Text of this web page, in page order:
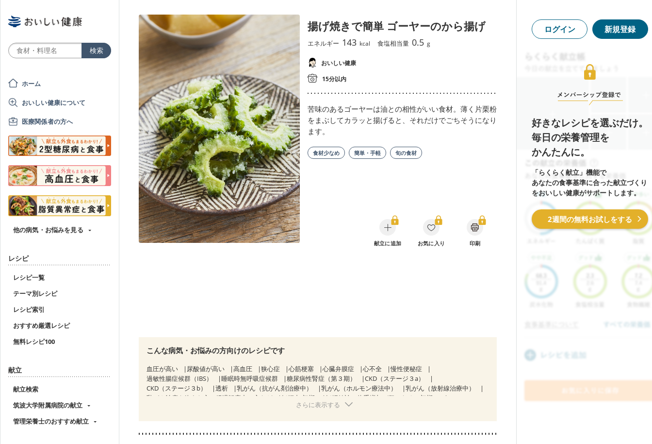
ホーム
おいしい健康について
医療関係者の方へ
他の病気・お悩みを見る
レシピ
レシピ一覧
テーマ別レシピ
レシピ索引
おすすめ厳選レシピ
無料レシピ100
献立
献立検索
筑波大学附属病院の献立
管理栄養士のおすすめ献立
揚げ焼きで簡単 ゴーヤーのから揚げ
エネルギー 143 kcal 食塩相当量 0.5 g
おいしい健康
15分以内
苦味のあるゴーヤーは油との相性がいい食材。薄く片栗粉
をまぶしてカラッと揚げると、それだけでごちそうになり
ます。
食材少なめ 簡単・手軽 旬の食材
献立に追加 お気に入り 印刷
こんな病気・お悩みの方向けのレシピです
血圧が高い 尿酸値が高い 高血圧 狭心症 心筋梗塞 心臓弁膜症 心不全
慢性便秘症
過敏性腸症候群（IBS）
睡眠時無呼吸症候群 糖尿病性腎症（第３期）
CKD（ステージ３a）
CKD（ステージ３b）
透析 乳がん（抗がん剤治療中） 乳がん（ホルモン療法中）
乳がん（放射線治療中）
乳がん治療を終えた方・経過観察中の方など
妊娠中(初期)
妊婦健診・体重増加が気になる（初期）
妊婦健診・血糖値が気になる（初期）
さらに表示する
ログイン 新規登録
好きなレシピを選ぶだけ。
毎日の栄養管理を
かんたんに。
「らくらく献立」機能で
あなたの食事基準に合った献立づくり
をおいしい健康がサポートします。
2週間の無料お試しをする